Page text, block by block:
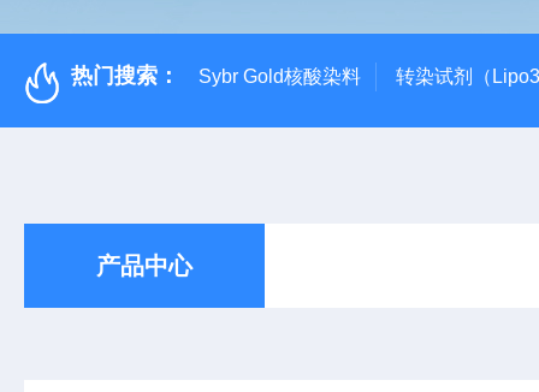
热门搜索： Sybr Gold核酸染料 转染试剂（
产品中心